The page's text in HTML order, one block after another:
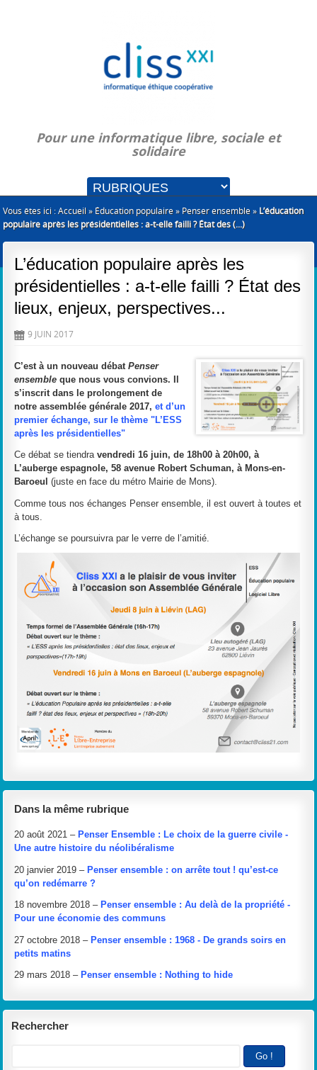
Pour une informatique libre, sociale et
solidaire
Vous êtes ici :Accueil » Éducation populaire » Penser ensemble » L’éducation
populaire après les présidentielles : a-t-elle failli ? État des (...)
L’éducation populaire après les
présidentielles : a-t-elle failli ? État des
lieux, enjeux, perspectives...
D 9 JUIN 2017
C’est à un nouveau débatPenser
ensemble que nous vous convions. Il
s’inscrit dans le prolongement de
notre assemblée générale 2017,et d’un
premier échange, sur le thème "L’ESS
après les présidentielles"
Ce débat se tiendravendredi 16 juin, de 18h00 à 20h00, à
L’auberge espagnole, 58 avenue Robert Schuman, à Mons-en-
Baroeul (juste en face du métro Mairie de Mons).
Comme tous nos échanges Penser ensemble, il est ouvert à toutes et
à tous.
L’échange se poursuivra par le verre de l’amitié.
Dans la même rubrique
20 août 2021 – Penser Ensemble : Le choix de la guerre civile -
Une autre histoire du néolibéralisme
20 janvier 2019 –Penser ensemble : on arrête tout ! qu’est-ce
qu’on redémarre ?
18 novembre 2018 – Penser ensemble : Au delà de la propriété -
Pour une économie des communs
27 octobre 2018 –Penser ensemble : 1968 - De grands soirs en
petits matins
29 mars 2018 – Penser ensemble : Nothing to hide
Rechercher